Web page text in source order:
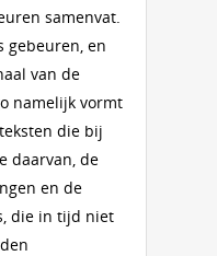
samenvat.
gebeuren, en
van de
namelijk vormt
die bij
daarvan, de
en de
die in tijd niet